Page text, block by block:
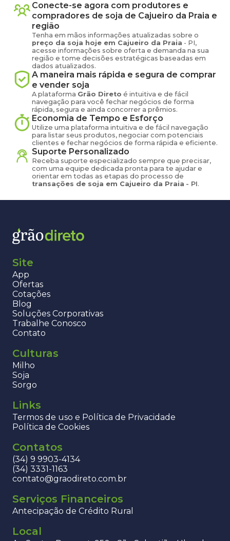
Conecte-se agora com produtores e
compradores de soja de Cajueiro da Praia e
região
Tenha em mãos informações atualizadas sobre o
preço da soja hoje em Cajueiro da Praia - PI,
acesse informações sobre oferta e demanda na sua
região e tome decisões estratégicas baseadas em
dados atualizados.
A maneira mais rápida e segura de comprar
e vender soja
A plataforma Grão Direto é intuitiva e de fácil
navegação para você fechar negócios de forma
rápida, segura e ainda concorrer a prêmios.
Economia de Tempo e Esforço
Utilize uma plataforma intuitiva e de fácil navegação
para listar seus produtos, negociar com potenciais
clientes e fechar negócios de forma rápida e eficiente.
Suporte Personalizado
Receba suporte especializado sempre que precisar,
com uma equipe dedicada pronta para te ajudar e
orientar em todas as etapas do processo de
transações de soja em Cajueiro da Praia - PI.
Site
App
Ofertas
Cotações
Blog
Soluções Corporativas
Trabalhe Conosco
Contato
Culturas
Milho
Soja
Sorgo
Links
Termos de uso e Política de Privacidade
Política de Cookies
Contatos
(34) 9 9903-4134
(34) 3331-1163
contato@graodireto.com.br
Serviços Financeiros
Antecipação de Crédito Rural
Local